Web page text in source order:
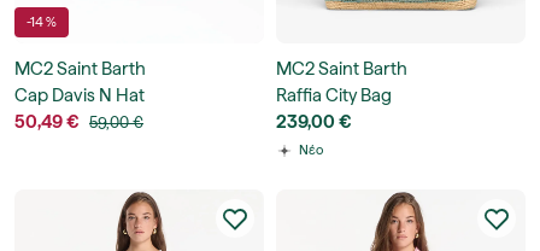
-14 %
MC2 Saint Barth
Cap Davis N Hat
50,49 € 59,00 €
MC2 Saint Barth
Raffia City Bag
239,00 €
Νέο